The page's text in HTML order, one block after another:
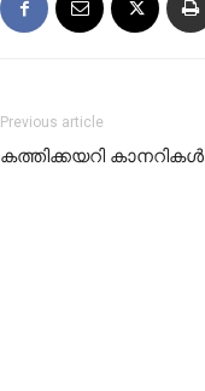
Previous article
കത്തിക്കയറി കാനറികൾ